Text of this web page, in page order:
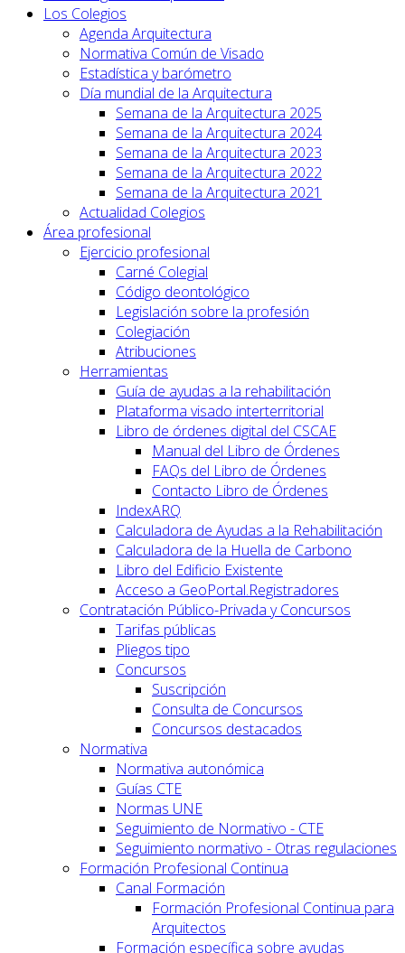
Los Colegios
Agenda Arquitectura
Normativa Común de Visado
Estadística y barómetro
Día mundial de la Arquitectura
Semana de la Arquitectura 2025
Semana de la Arquitectura 2024
Semana de la Arquitectura 2023
Semana de la Arquitectura 2022
Semana de la Arquitectura 2021
Actualidad Colegios
Área profesional
Ejercicio profesional
Carné Colegial
Código deontológico
Legislación sobre la profesión
Colegiación
Atribuciones
Herramientas
Guía de ayudas a la rehabilitación
Plataforma visado interterritorial
Libro de órdenes digital del CSCAE
Manual del Libro de Órdenes
FAQs del Libro de Órdenes
Contacto Libro de Órdenes
IndexARQ
Calculadora de Ayudas a la Rehabilitación
Calculadora de la Huella de Carbono
Libro del Edificio Existente
Acceso a GeoPortal.Registradores
Contratación Público-Privada y Concursos
Tarifas públicas
Pliegos tipo
Concursos
Suscripción
Consulta de Concursos
Concursos destacados
Normativa
Normativa autonómica
Guías CTE
Normas UNE
Seguimiento de Normativo - CTE
Seguimiento normativo - Otras regulaciones
Formación Profesional Continua
Canal Formación
Formación Profesional Continua para
Arquitectos
Formación específica sobre ayudas